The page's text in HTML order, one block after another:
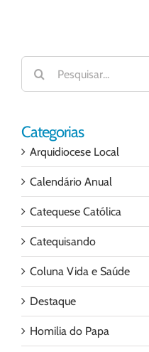
Buscar
resultados
para:
Categorias
Arquidiocese Local
Calendário Anual
Catequese Católica
Catequisando
Coluna Vida e Saúde
Destaque
Homilia do Papa